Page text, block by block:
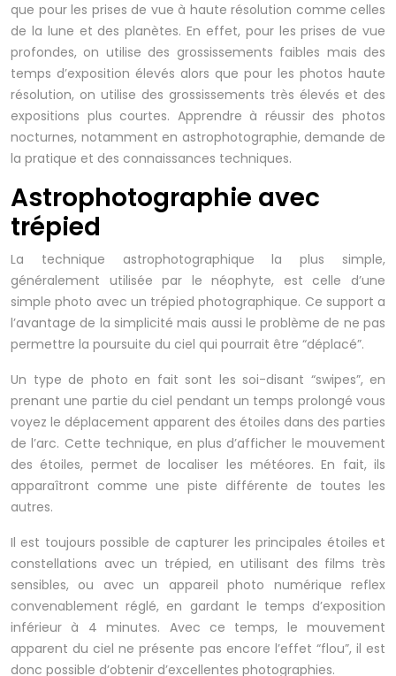
que pour les prises de vue à haute résolution comme celles
de la lune et des planètes. En effet, pour les prises de vue
profondes, on utilise des grossissements faibles mais des
temps d’exposition élevés alors que pour les photos haute
résolution, on utilise des grossissements très élevés et des
expositions plus courtes. Apprendre à réussir des photos
nocturnes, notamment en astrophotographie, demande de
la pratique et des connaissances techniques.
Astrophotographie avec
trépied
La technique astrophotographique la plus simple,
généralement utilisée par le néophyte, est celle d’une
simple photo avec un trépied photographique. Ce support a
l’avantage de la simplicité mais aussi le problème de ne pas
permettre la poursuite du ciel qui pourrait être “déplacé”.
Un type de photo en fait sont les soi-disant “swipes”, en
prenant une partie du ciel pendant un temps prolongé vous
voyez le déplacement apparent des étoiles dans des parties
de l’arc. Cette technique, en plus d’afficher le mouvement
des étoiles, permet de localiser les météores. En fait, ils
apparaîtront comme une piste différente de toutes les
autres.
Il est toujours possible de capturer les principales étoiles et
constellations avec un trépied, en utilisant des films très
sensibles, ou avec un appareil photo numérique reflex
convenablement réglé, en gardant le temps d’exposition
inférieur à 4 minutes. Avec ce temps, le mouvement
apparent du ciel ne présente pas encore l’effet “flou”, il est
donc possible d’obtenir d’excellentes photographies.